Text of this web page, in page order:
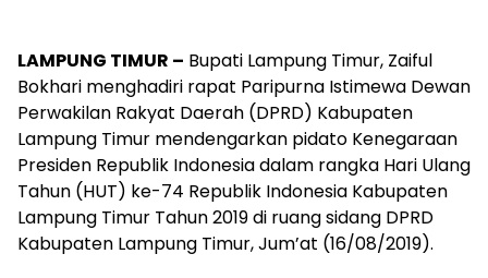
LAMPUNG TIMUR – Bupati Lampung Timur, Zaiful
Bokhari menghadiri rapat Paripurna Istimewa Dewan
Perwakilan Rakyat Daerah (DPRD) Kabupaten
Lampung Timur mendengarkan pidato Kenegaraan
Presiden Republik Indonesia dalam rangka Hari Ulang
Tahun (HUT) ke-74 Republik Indonesia Kabupaten
Lampung Timur Tahun 2019 di ruang sidang DPRD
Kabupaten Lampung Timur, Jum’at (16/08/2019).